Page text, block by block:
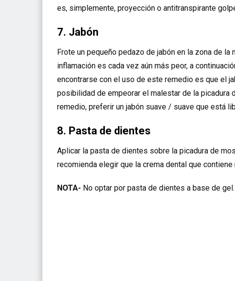
es, simplemente, proyección o antitranspirante
7. Jabón
Frote un pequeño pedazo de jabón en la zona de
inflamación es cada vez aún más peor, a
encontrarse con el uso de este remedio es que el
posibilidad de empeorar el malestar de la picadura
remedio, preferir un jabón suave / suave que está
8. Pasta de dientes
Aplicar la pasta de dientes sobre la picadura de
recomienda elegir que la crema dental que
NOTA- No optar por pasta de dientes a base de gel.